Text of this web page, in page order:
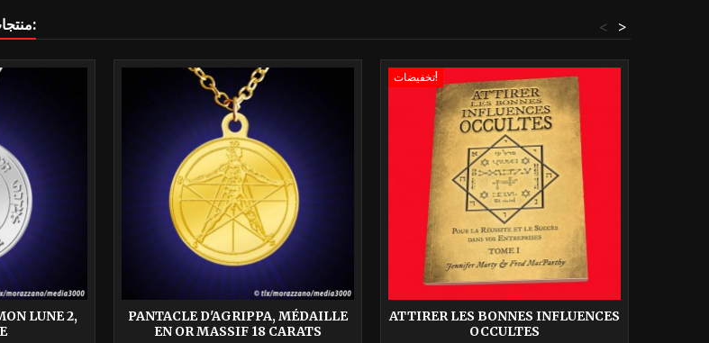
16 منتجات أخرى في نفس الفئة: >
<
LUNE 2,
PANTACLE D'AGRIPPA, MÉDAILLE
EN OR MASSIF 18 CARATS
تخفيضات!
ATTIRER LES BONNES INFLUENCES
OCCULTES